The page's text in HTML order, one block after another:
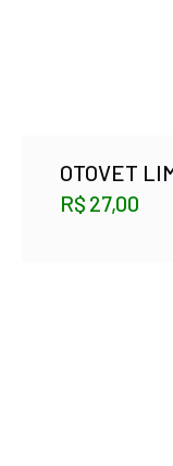
OTOVET
R$ 27,00